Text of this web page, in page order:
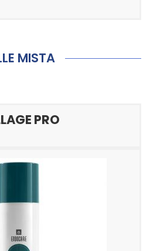
MISTA
PRO